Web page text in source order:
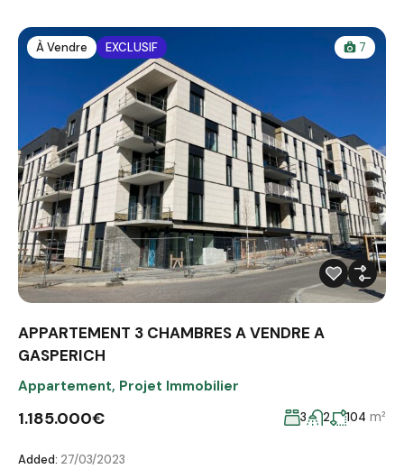
À Vendre EXCLUSIF 7
APPARTEMENT 3 CHAMBRES A VENDRE A
GASPERICH
Appartement, Projet Immobilier
1.185.000€ 3 2 104 m²
Added: 27/03/2023